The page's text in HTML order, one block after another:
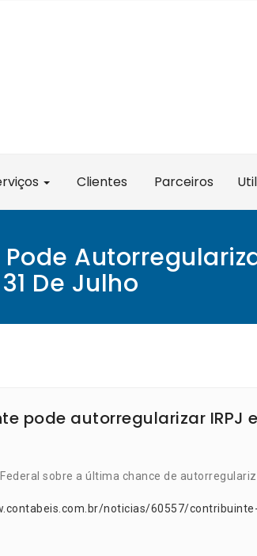
Clientes Parceiros
De Julho
pode autorregularizar IRPJ
sobre a última chance de
noticias/60557/